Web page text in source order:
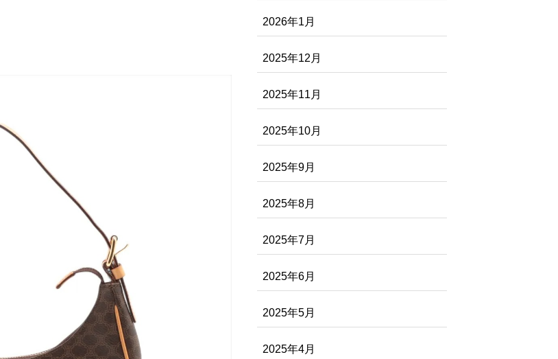
2026年1月
2025年12月
2025年11月
2025年10月
2025年9月
2025年8月
2025年7月
2025年6月
2025年5月
2025年4月